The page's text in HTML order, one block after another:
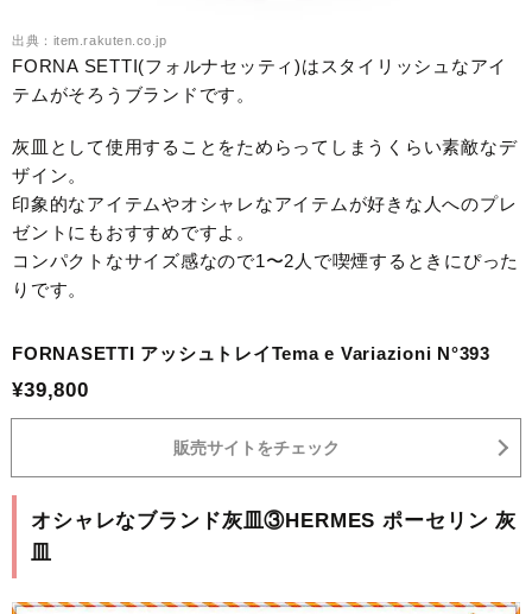
出典：item.rakuten.co.jp
FORNA SETTI(フォルナセッティ)はスタイリッシュなアイ
テムがそろうブランドです。
灰皿として使用することをためらってしまうくらい素敵なデ
ザイン。
印象的なアイテムやオシャレなアイテムが好きな人へのプレ
ゼントにもおすすめですよ。
コンパクトなサイズ感なので1〜2人で喫煙するときにぴった
りです。
FORNASETTI アッシュトレイTema e Variazioni N°393
¥39,800
販売サイトをチェック
オシャレなブランド灰皿③HERMES ポーセリン 灰
皿